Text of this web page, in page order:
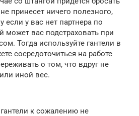
принесет ничего полезного,
если у вас нет партнера по
может вас подстраховать при
Тогда используйте гантели в
сосредоточиться на работе
о том, что вдруг не
иной вес.
к сожалению не